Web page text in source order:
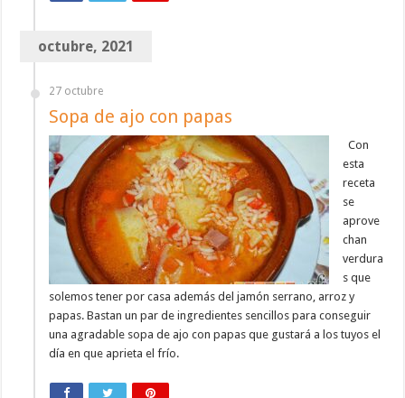
octubre, 2021
27 octubre
Sopa de ajo con papas
Con
esta
receta
se
aprove
chan
verdura
s que
solemos tener por casa además del jamón serrano, arroz y
papas. Bastan un par de ingredientes sencillos para conseguir
una agradable sopa de ajo con papas que gustará a los tuyos el
día en que aprieta el frío.